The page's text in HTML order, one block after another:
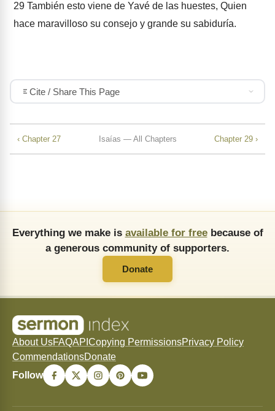
29 También esto viene de Yavé de las huestes, Quien
hace maravilloso su consejo y grande su sabiduría.
Cite / Share This Page
‹ Chapter 27 Isaías — All Chapters Chapter 29 ›
Everything we make is available for freebecause of
a generous community of supporters.
Donate
About UsFAQAPI Copying PermissionsPrivacy Policy
CommendationsDonate
Follow